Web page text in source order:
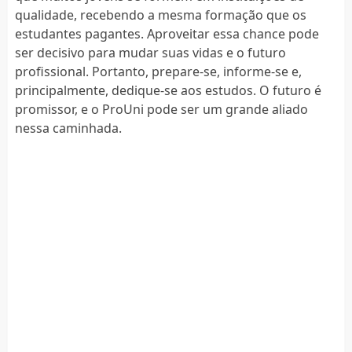
qualidade, recebendo a mesma formação que os
estudantes pagantes. Aproveitar essa chance pode
ser decisivo para mudar suas vidas e o futuro
profissional. Portanto, prepare-se, informe-se e,
principalmente, dedique-se aos estudos. O futuro é
promissor, e o ProUni pode ser um grande aliado
nessa caminhada.